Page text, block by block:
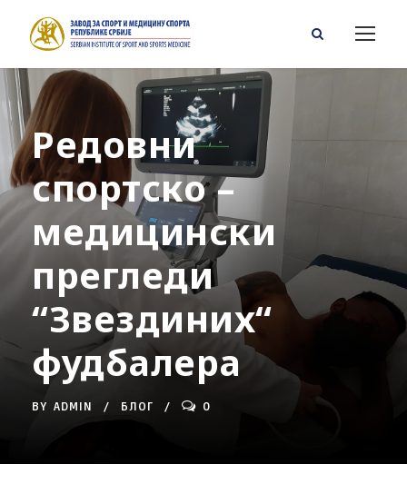
Редовни
спортско –
медицински
прегледи
“Звездиних“
фудбалера
BY ADMIN БЛОГ 0